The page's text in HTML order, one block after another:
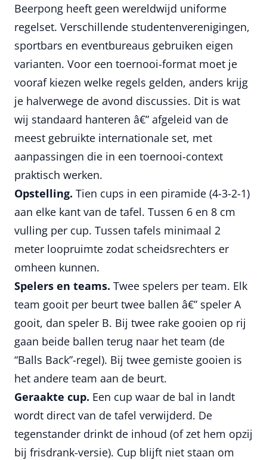
Beerpong heeft geen wereldwijd uniforme
regelset. Verschillende studentenverenigingen,
sportbars en eventbureaus gebruiken eigen
varianten. Voor een toernooi-format moet je
vooraf kiezen welke regels gelden, anders krijg
je halverwege de avond discussies. Dit is wat
wij standaard hanteren â€” afgeleid van de
meest gebruikte internationale set, met
aanpassingen die in een toernooi-context
praktisch werken.
Opstelling. Tien cups in een piramide (4-3-2-1)
aan elke kant van de tafel. Tussen 6 en 8 cm
vulling per cup. Tussen tafels minimaal 2
meter loopruimte zodat scheidsrechters er
omheen kunnen.
Spelers en teams. Twee spelers per team. Elk
team gooit per beurt twee ballen â€” speler A
gooit, dan speler B. Bij twee rake gooien op rij
gaan beide ballen terug naar het team (de
“Balls Back”-regel). Bij twee gemiste gooien is
het andere team aan de beurt.
Geraakte cup. Een cup waar de bal in landt
wordt direct van de tafel verwijderd. De
tegenstander drinkt de inhoud (of zet hem opzij
bij frisdrank-versie). Cup blijft niet staan om